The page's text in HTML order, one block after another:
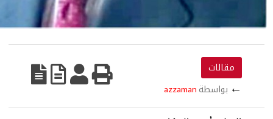
azzaman